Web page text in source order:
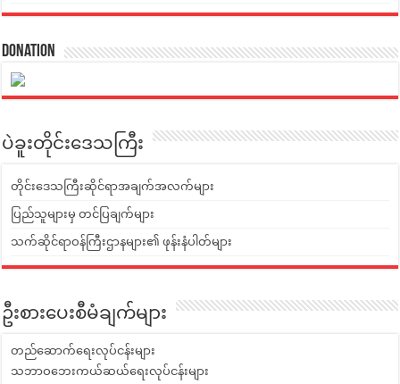
Donation
ပဲခူးတိုင်းဒေသကြီး
တိုင်းဒေသကြီးဆိုင်ရာအချက်အလက်များ
ပြည်သူများမှ တင်ပြချက်များ
သက်ဆိုင်ရာဝန်ကြီးဌာနများ၏ ဖုန်းနံပါတ်များ
ဦးစားပေးစီမံချက်များ
တည်ဆောက်ရေးလုပ်ငန်းများ
သဘာဝဘေးကယ်ဆယ်ရေးလုပ်ငန်းများ